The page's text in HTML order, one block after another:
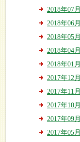
2018年07月
2018年06月
2018年05月
2018年04月
2018年01月
2017年12月
2017年11月
2017年10月
2017年09月
2017年05月